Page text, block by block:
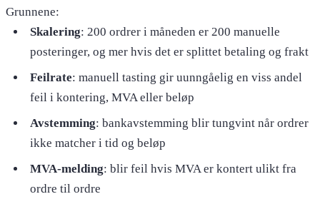
Grunnene:
Skalering: 200 ordrer i måneden er 200 manuelle
posteringer, og mer hvis det er splittet betaling og frakt
Feilrate: manuell tasting gir uunngåelig en viss andel
feil i kontering, MVA eller beløp
Avstemming: bankavstemming blir tungvint når ordrer
ikke matcher i tid og beløp
MVA-melding: blir feil hvis MVA er kontert ulikt fra
ordre til ordre